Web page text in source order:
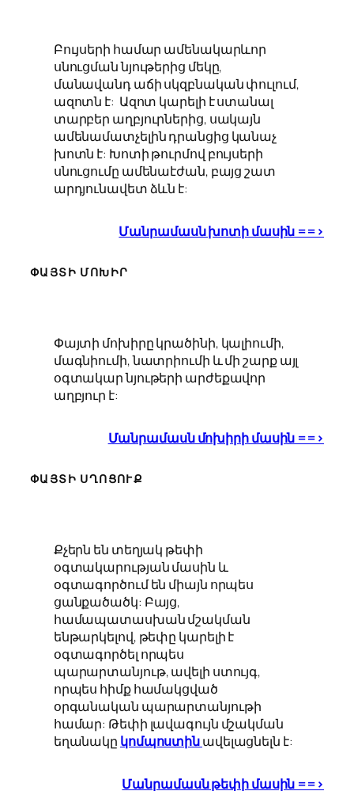
Բույսերի համար ամենակարևոր
սնուցման նյութերից մեկը,
մանավանդ աճի սկզբնական փուլում,
ազոտն է: Ազոտ կարելի է ստանալ
տարբեր աղբյուրներից, սակայն
ամենամատչելին դրանցից կանաչ
խոտն է: Խոտի թուրմով բույսերի
սնուցումը ամենաէժան, բայց շատ
արդյունավետ ձևն է:
Մանրամասն խոտի մասին ==>
ՓԱՅՏԻ ՄՈԽԻՐ
Փայտի մոխիրը կրածինի, կալիումի,
մագնիումի, նատրիումի և մի շարք այլ
օգտակար նյութերի արժեքավոր
աղբյուր է:
Մանրամասն մոխիրի մասին ==>
ՓԱՅՏԻ ՍՂՈՑՈՒՔ
Քչերն են տեղյակ թեփի
օգտակարության մասին և
օգտագործում են միայն որպես
ցանքածածկ: Բայց,
համապատասխան մշակման
ենթարկելով, թեփը կարելի է
օգտագործել որպես
պարարտանյութ, ավելի ստույգ,
որպես հիմք համակցված
օրգանական պարարտանյութի
համար: Թեփի լավագույն մշակման
եղանակը կոմպոստինավելացնելն է:
Մանրամասն թեփի մասին ==>